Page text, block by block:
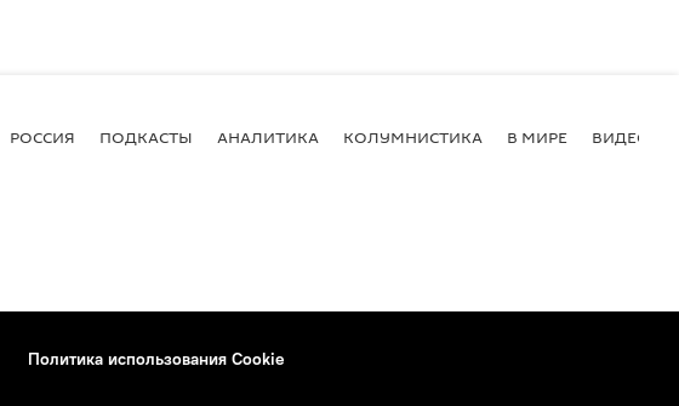
РОССИЯ ПОДКАСТЫ АНАЛИТИКА КОЛУМНИСТИКА В МИРЕ ВИДЕО
Политика использования Cookie